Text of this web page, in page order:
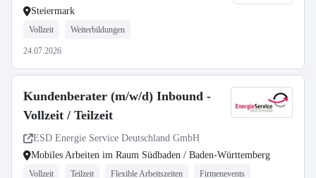
Steiermark
Vollzeit Weiterbildungen
24.07.2026
Kundenberater (m/w/d) Inbound -
Vollzeit / Teilzeit
ESD Energie Service Deutschland GmbH
Mobiles Arbeiten im Raum Südbaden / Baden-Württemberg
Vollzeit Teilzeit Flexible Arbeitszeiten Firmenevents